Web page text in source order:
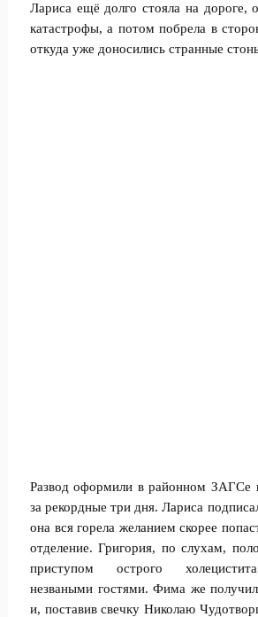
Лариса ещё долго стояла на дороге,
катастрофы, а потом побрела в
откуда уже доносились странные
Развод оформили в районном ЗАГСе
за рекордные три дня. Лариса
она вся горела желанием скорее
отделение. Григория, по слухам,
приступом острого
незваными гостями. Фима же
и, поставив свечку Николаю